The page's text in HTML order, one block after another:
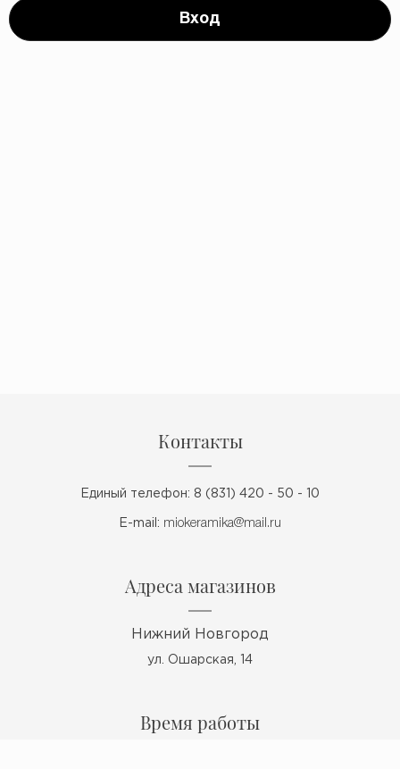
Контакты
Единый телефон: 8 (831) 420 - 50 - 10
E-mail: miokeramika@mail.ru
Адреса магазинов
Нижний Новгород
ул. Ошарская, 14
Время работы